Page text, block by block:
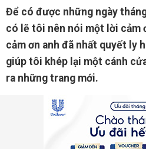
Để có được những ngày
có lẽ tôi nên nói một lời cảm
cảm ơn anh đã nhất quyết ly
giúp tôi khép lại một cánh
ra những trang mới.